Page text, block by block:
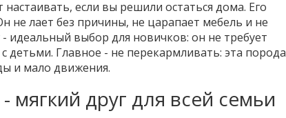
если вы решили остаться дома. Его
лает без причины, не царапает мебель и не
идеальный выбор для новичков: он не требует
детьми. Главное - не перекармливать: эта порода
и мало движения.
мягкий друг для всей семьи